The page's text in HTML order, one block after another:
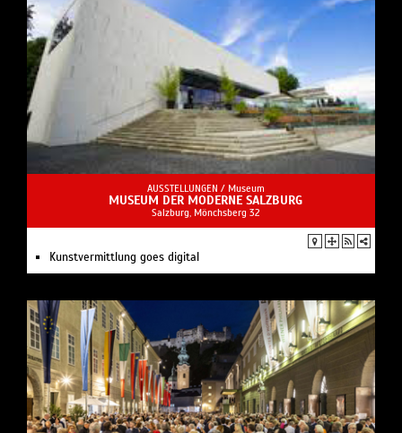
AUSSTELLUNGEN / Museum
MUSEUM DER MODERNE SALZBURG
Salzburg, Mönchsberg 32
Kunstvermittlung goes digital